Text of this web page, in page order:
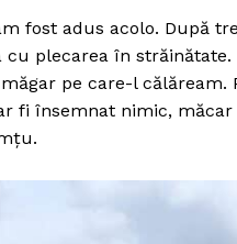
fost adus acolo. După
plecarea în
pe care-l
fi însemnat nimic,